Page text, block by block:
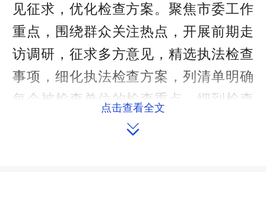
见征求，优化检查方案。聚焦市委工作
重点，围绕群众关注热点，开展前期走
访调研，征求多方意见，精选执法检查
事项，细化执法检查方案，列清单明确
每个被检查单位的检查重点，细到检查
场所、检查形式等，确保方案更接地
点击查看全文
